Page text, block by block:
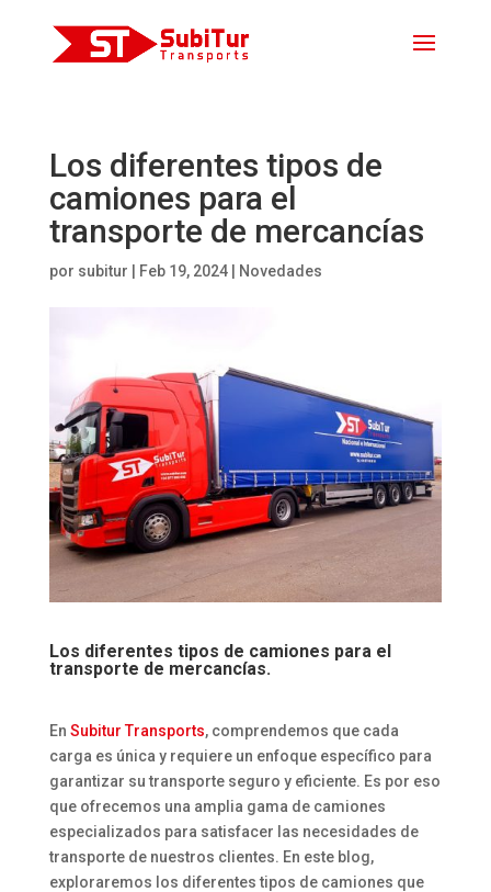
Los diferentes tipos de
camiones para el
transporte de mercancías
por subitur Feb 19, 2024| Novedades
Los diferentes tipos de camiones para el
transporte de mercancías.
En Subitur Transports, comprendemos que cada
carga es única y requiere un enfoque específico para
garantizar su transporte seguro y eficiente. Es por eso
que ofrecemos una amplia gama de camiones
especializados para satisfacer las necesidades de
transporte de nuestros clientes. En este blog,
exploraremos los diferentes tipos de camiones que